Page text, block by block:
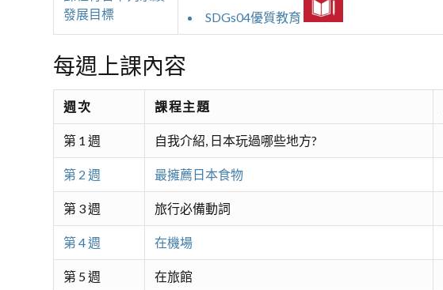
發展目標
SDGs04優質教育
每週上課內容
週次 課程主題
第 1 週 自我介紹, 日本玩過哪些地方?
第 2 週 最擁薦日本食物
第 3 週 旅行必備動詞
第 4 週 在機場
第 5 週 在旅館